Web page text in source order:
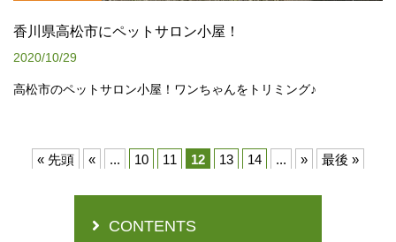
香川県高松市にペットサロン小屋！
2020/10/29
高松市のペットサロン小屋！ワンちゃんをトリミング♪
« 先頭 « ... 10 11 12 13 14 ... » 最後 »
CONTENTS